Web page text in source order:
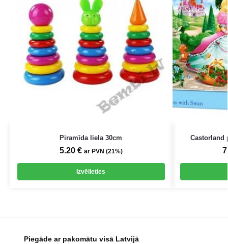
Piramīda liela 30cm
5.20 € ar PVN (21%)
Izvēlieties
Castorland
Piegāde ar pakomātu visā Latvijā